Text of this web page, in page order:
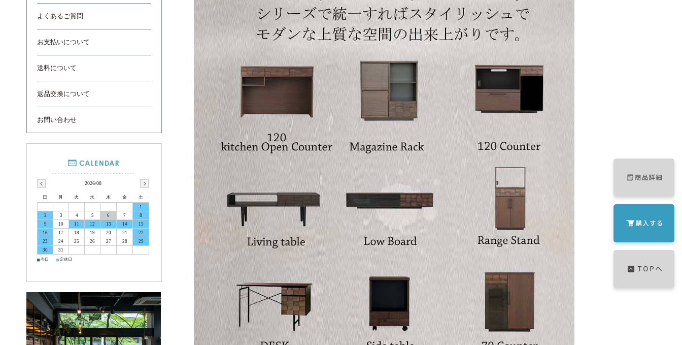
よくあるご質問
お支払いについて
送料について
返品交換について
お問い合わせ
2026/08
日 月 火 水 木 金
土
1
2
3 4 5 6 7
8
9
10 11 12 13 14
15
16
17 18 19 20 21
22
23
24 25 26 27 28
29
30
31
■ 今日 ■ 定休日